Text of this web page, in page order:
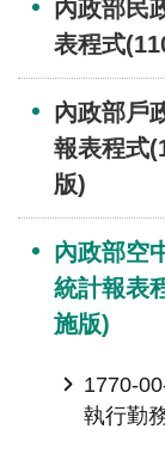
內政部民
表程式
內政部戶
報表程式
版)
內政部空
統計報表
施版)
1770-
執行勤